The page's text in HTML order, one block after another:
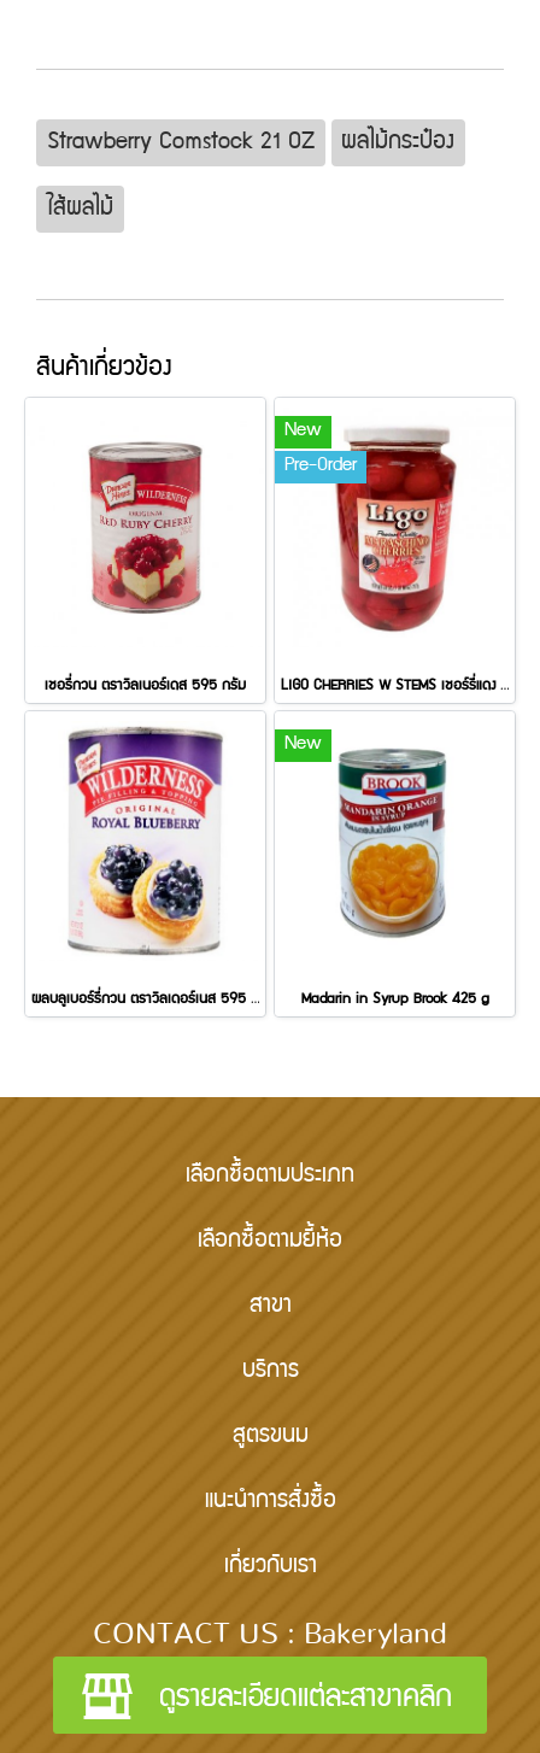
Strawberry Comstock 21 OZ ผลไม้กระป๋อง
ใส้ผลไม้
สินค้าเกี่ยวข้อง
เชอรี่กวน ตราวิลเนอร์เดส 595 กรัม
New
Pre-Order
LIGO CHERRIES W STEMS เชอร์รี่แดง มีก้าน 4.25 kg
ผลบลูเบอร์รี่กวน ตราวิลเดอร์เนส 595 กรัม
New
Madarin in Syrup Brook 425 g
เลือกซื้อตามประเภท
เลือกซื้อตามยี้ห้อ
สาขา
บริการ
สูตรขนม
แนะนำการสั่งซื้อ
เกี่ยวกับเรา
CONTACT US : Bakeryland